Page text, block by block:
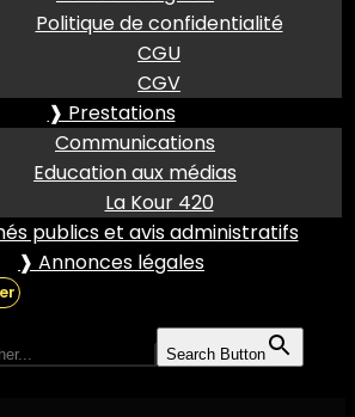
Politique de confidentialité
CGU
CGV
❱ Prestations
Communications
Education aux médias
La Kour 420
publics et avis administratifs
❱ Annonces légales
Search Button